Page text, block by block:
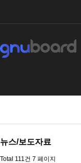
뉴스/보도자료
Total 111건 7 페이지